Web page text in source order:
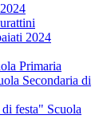
2024
Primaria
Secondaria di
festa" Scuola